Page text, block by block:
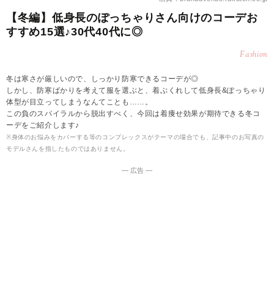
【冬編】低身長のぽっちゃりさん向けのコーデお
すすめ15選♪30代40代に◎
Fashion
冬は寒さが厳しいので、しっかり防寒できるコーデが◎
しかし、防寒ばかりを考えて服を選ぶと、着ぶくれして低身長&ぽっちゃり
体型が目立ってしまうなんてことも……。
この負のスパイラルから脱出すべく、今回は着痩せ効果が期待できる冬コ
ーデをご紹介します♪
※身体のお悩みをカバーする等のコンプレックスがテーマの場合でも、記事中のお写真の
モデルさんを指したものではありません。
― 広告 ―